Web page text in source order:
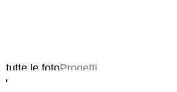
tutte le fotoProgetti